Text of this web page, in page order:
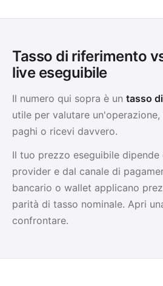
Tasso di riferimento
live eseguibile
Il numero qui sopra è un tasso
utile per valutare
paghi o ricevi davvero.
Il tuo prezzo eseguibile dipende
provider e dal canale di
bancario o wallet applicano
parità di tasso nominale. Apri
confrontare.